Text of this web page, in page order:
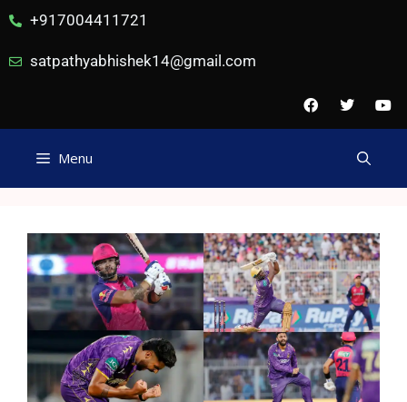
+917004411721
satpathyabhishek14@gmail.com
Menu